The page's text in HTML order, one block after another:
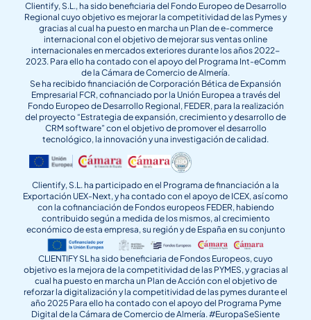
Clientify, S.L., ha sido beneficiaria del Fondo Europeo de Desarrollo
Regional cuyo objetivo es mejorar la competitividad de las Pymes y
gracias al cual ha puesto en marcha un Plan de e-commerce
internacional con el objetivo de mejorar sus ventas online
internacionales en mercados exteriores durante los años 2022-
2023. Para ello ha contado con el apoyo del Programa Int-eComm
de la Cámara de Comercio de Almería.
Se ha recibido financiación de Corporación Bética de Expansión
Empresarial FCR, cofinanciado por la Unión Europea a través del
Fondo Europeo de Desarrollo Regional, FEDER, para la realización
del proyecto “Estrategia de expansión, crecimiento y desarrollo de
CRM software” con el objetivo de promover el desarrollo
tecnológico, la innovación y una investigación de calidad.
Clientify, S.L. ha participado en el Programa de financiación a la
Exportación UEX-Next, y ha contado con el apoyo de ICEX, así como
con la cofinanciación de Fondos europeos FEDER, habiendo
contribuido según a medida de los mismos, al crecimiento
económico de esta empresa, su región y de España en su conjunto
CLIENTIFY SL ha sido beneficiaria de Fondos Europeos, cuyo
objetivo es la mejora de la competitividad de las PYMES, y gracias al
cual ha puesto en marcha un Plan de Acción con el objetivo de
reforzar la digitalización y la competitividad de las pymes durante el
año 2025 Para ello ha contado con el apoyo del Programa Pyme
Digital de la Cámara de Comercio de Almería. #EuropaSeSiente